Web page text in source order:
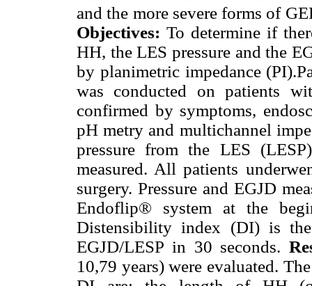
and the more severe forms of
Objectives: To determine if
HH, the LES pressure and the
by planimetric impedance
was conducted on patients
confirmed by symptoms,
pH metry and multichannel
pressure from the LES
measured. All patients
surgery. Pressure and EGJD
Endoflip® system at the
Distensibility index (DI) is
EGJD/LESP in 30 seconds.
10,79 years) were evaluated.